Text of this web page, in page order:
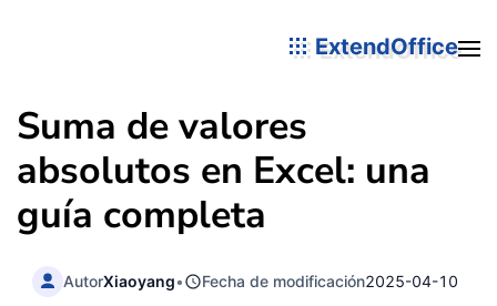
ExtendOffice
Suma de valores
absolutos en Excel: una
guía completa
AutorXiaoyang• Fecha de modificación2025-04-10